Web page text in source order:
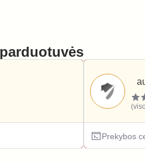
Prekybos